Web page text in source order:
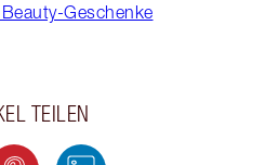
Geschenke
TEILEN